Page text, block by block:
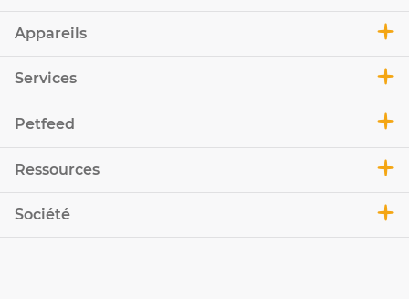
Appareils
Services
Petfeed
Ressources
Société